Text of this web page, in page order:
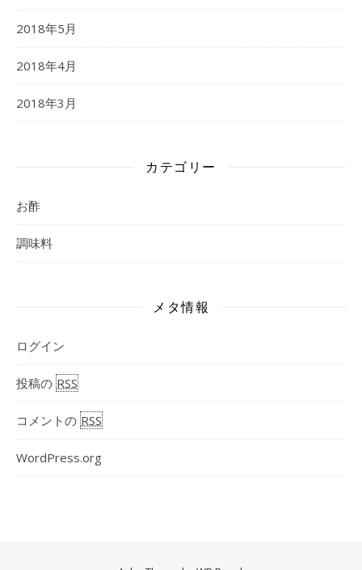
2018年5月
2018年4月
2018年3月
カテゴリー
お酢
調味料
メタ情報
ログイン
投稿の RSS
コメントの RSS
WordPress.org